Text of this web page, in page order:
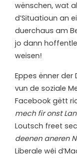
wënschen, wat
d’Situatioun an
duerchaus am
jo dann
weisen!
Eppes ënner der
vun de soziale
Facebook gëtt
mech fir onst
Loutsch freet
deenen aneren
Liberale wéi